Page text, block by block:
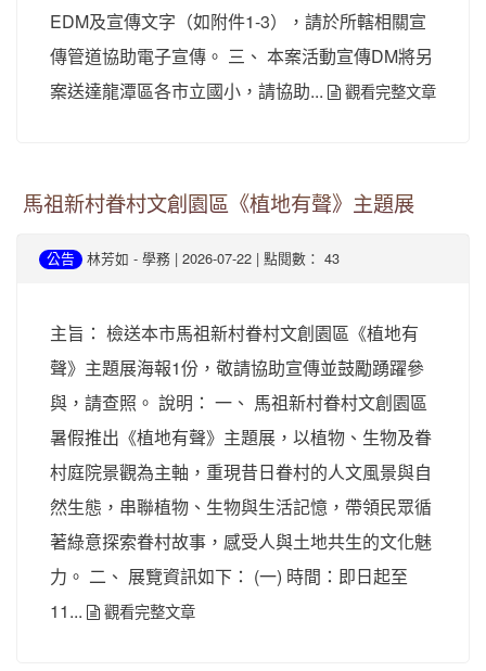
EDM及宣傳文字（如附件1-3），請於所轄相關宣
傳管道協助電子宣傳。 三、 本案活動宣傳DM將另
案送達龍潭區各市立國小，請協助...
觀看完整文章
馬祖新村眷村文創園區《植地有聲》主題展
公告 林芳如 - 學務 | 2026-07-22 | 點閱數： 43
主旨： 檢送本市馬祖新村眷村文創園區《植地有
聲》主題展海報1份，敬請協助宣傳並鼓勵踴躍參
與，請查照。 說明： 一、 馬祖新村眷村文創園區
暑假推出《植地有聲》主題展，以植物、生物及眷
村庭院景觀為主軸，重現昔日眷村的人文風景與自
然生態，串聯植物、生物與生活記憶，帶領民眾循
著綠意探索眷村故事，感受人與土地共生的文化魅
力。 二、 展覽資訊如下： (一) 時間：即日起至
11...
觀看完整文章